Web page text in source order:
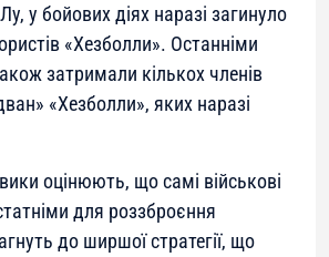
у бойових діях наразі загинуло
«Хезболли». Останніми
затримали кількох членів
«Хезболли», яких наразі
оцінюють, що самі військові
для роззброєння
до ширшої стратегії, що